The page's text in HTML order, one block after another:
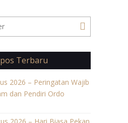
Terbaru
2026 – Peringatan Wajib
dan Pendiri Ordo